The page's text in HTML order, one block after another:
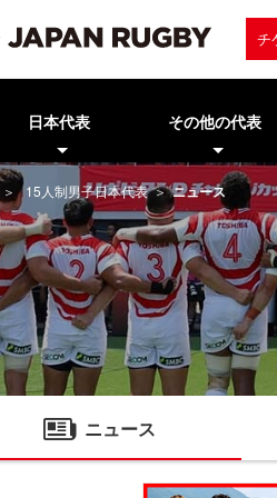
チ
日本代表 その他の代表
15人制男子日本代表 ニュース
ニュース